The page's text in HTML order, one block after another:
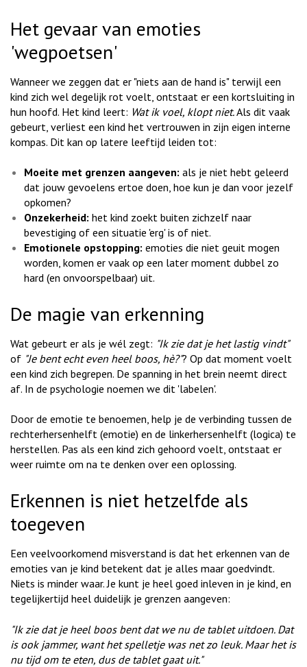
Het gevaar van emoties
'wegpoetsen'
Wanneer we zeggen dat er "niets aan de hand is" terwijl een
kind zich wel degelijk rot voelt, ontstaat er een kortsluiting in
hun hoofd. Het kind leert: Wat ik voel, klopt niet.Als dit vaak
gebeurt, verliest een kind het vertrouwen in zijn eigen interne
kompas. Dit kan op latere leeftijd leiden tot:
Moeite met grenzen aangeven: als je niet hebt geleerd
dat jouw gevoelens ertoe doen, hoe kun je dan voor jezelf
opkomen?
Onzekerheid: het kind zoekt buiten zichzelf naar
bevestiging of een situatie 'erg' is of niet.
Emotionele opstopping: emoties die niet geuit mogen
worden, komen er vaak op een later moment dubbel zo
hard (en onvoorspelbaar) uit.
De magie van erkenning
Wat gebeurt er als je wél zegt: "Ik zie dat je het lastig vindt"
of "Je bent echt even heel boos, hè?"? Op dat moment voelt
een kind zich begrepen. De spanning in het brein neemt direct
af. In de psychologie noemen we dit 'labelen'.
Door de emotie te benoemen, help je de verbinding tussen de
rechterhersenhelft (emotie) en de linkerhersenhelft (logica) te
herstellen. Pas als een kind zich gehoord voelt, ontstaat er
weer ruimte om na te denken over een oplossing.
Erkennen is niet hetzelfde als
toegeven
Een veelvoorkomend misverstand is dat het erkennen van de
emoties van je kind betekent dat je alles maar goedvindt.
Niets is minder waar. Je kunt je heel goed inleven in je kind, en
tegelijkertijd heel duidelijk je grenzen aangeven:
"Ik zie dat je heel boos bent dat we nu de tablet uitdoen. Dat
is ook jammer, want het spelletje was net zo leuk. Maar het is
nu tijd om te eten, dus de tablet gaat uit."